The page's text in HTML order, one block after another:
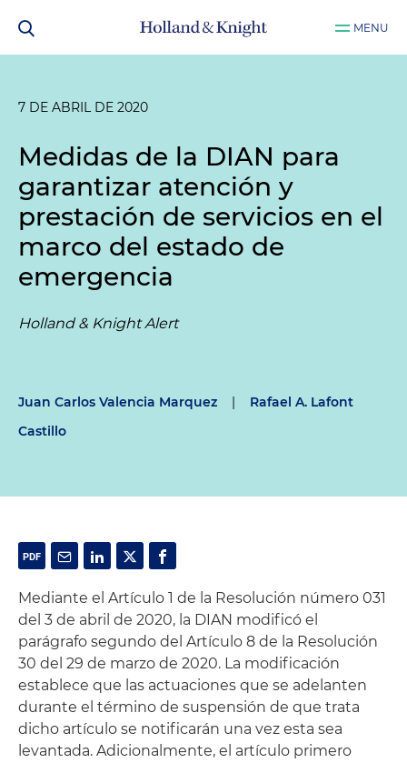
MENU
7 DE ABRIL DE 2020
Medidas de la DIAN para
garantizar atención y
prestación de servicios en el
marco del estado de
emergencia
Holland & Knight Alert
Juan Carlos Valencia Marquez |
Rafael A. Lafont
Castillo
Mediante el Artículo 1 de la Resolución número 031
del 3 de abril de 2020, la DIAN modificó el
parágrafo segundo del Artículo 8 de la Resolución
30 del 29 de marzo de 2020. La modificación
establece que las actuaciones que se adelanten
durante el término de suspensión de que trata
dicho artículo se notificarán una vez esta sea
levantada. Adicionalmente, el artículo primero